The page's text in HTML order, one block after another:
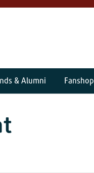
& Alumni Fanshop